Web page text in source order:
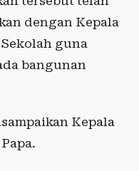
dengan Kepala
guna
bangunan
Kepala